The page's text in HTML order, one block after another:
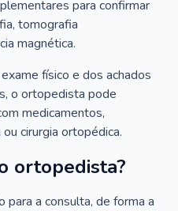
para confirmar
tomografia
magnética.
físico e dos achados
o ortopedista pode
medicamentos,
cirurgia ortopédica.
ortopedista?
a consulta, de forma a